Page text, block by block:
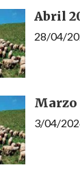
Abril
28/04/
Marzo
3/04/